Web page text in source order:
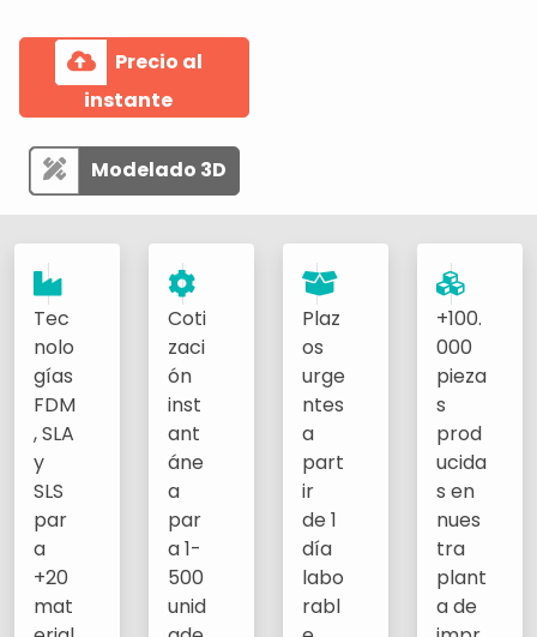
Precio al
instante
Modelado 3D
Tec
nolo
gías
FDM
, SLA
y
SLS
par
a
+20
mat
Coti
zaci
ón
inst
ant
áne
a
par
a 1-
500
unid
Plaz
os
urge
ntes
a
part
ir
de 1
día
labo
rabl
+100.
000
pieza
s
prod
ucida
s en
nues
tra
plant
a de